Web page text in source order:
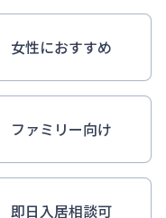
女性におすすめ
ファミリー向け
即日入居相談可